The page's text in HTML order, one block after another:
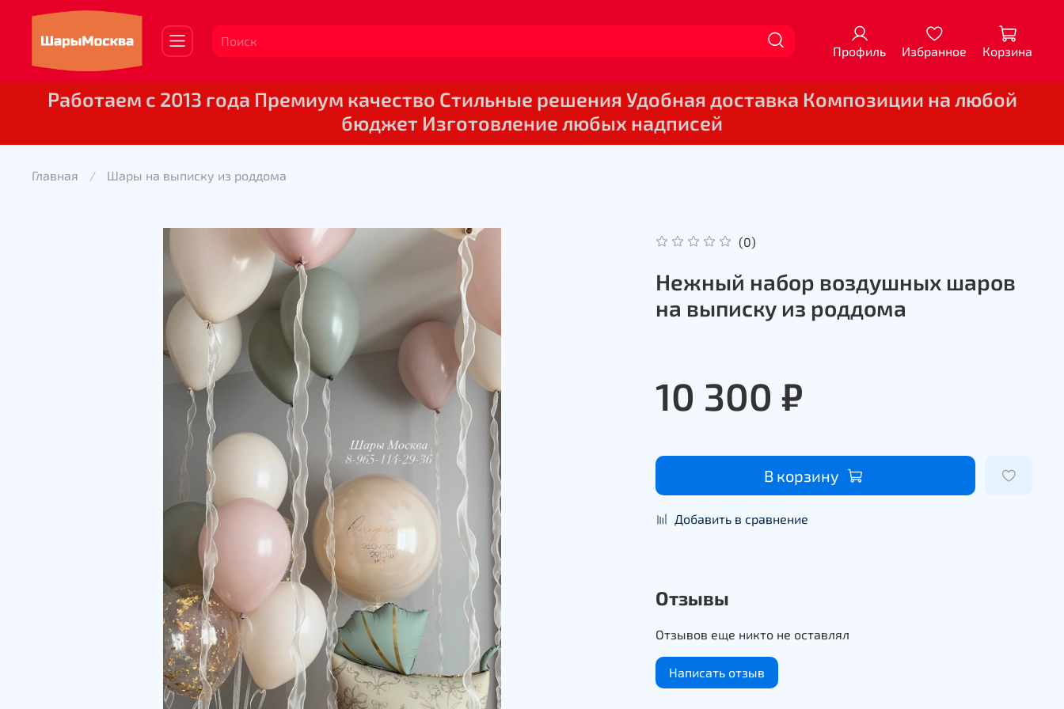
Профиль Избранное Корзина
Работаем с 2013 года Премиум качество Стильные решения Удобная доставка Композиции на любой
бюджет Изготовление любых надписей
Главная Шары на выписку из роддома
(0)
Нежный набор воздушных шаров
на выписку из роддома
10 300 ₽
В корзину
Добавить в сравнение
Отзывы
Отзывов еще никто не оставлял
Написать отзыв